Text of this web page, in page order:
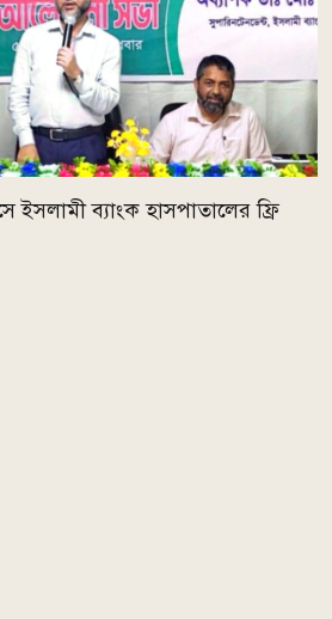
ইসলামী ব্যাংক হাসপাতালের ফ্রি